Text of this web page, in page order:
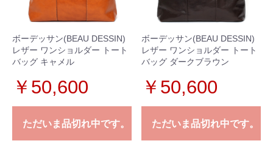
ボーデッサン(BEAU DESSIN)
レザー ワンショルダー トート
バッグ キャメル
￥50,600
ただいま品切れ中です。
ボーデッサン(BEAU DESSIN)
レザー ワンショルダー トート
バッグ ダークブラウン
￥50,600
ただいま品切れ中です。